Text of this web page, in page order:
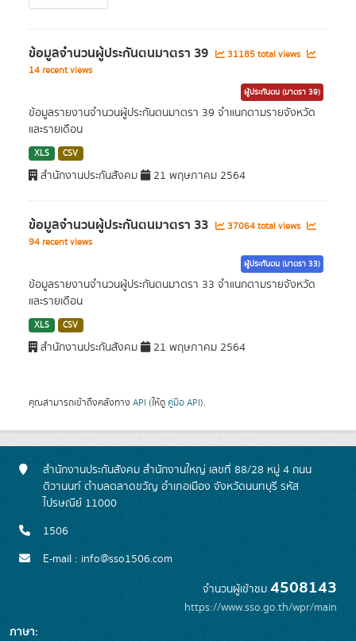
ข้อมูลจำนวนผู้ประกันตนมาตรา 39
31185 total views
14 recent views
ผู้ประกันตน (มาตรา 39)
ข้อมูลรายงานจำนวนผู้ประกันตนมาตรา 39 จำแนกตามรายจังหวัด
และรายเดือน
XLS CSV
สำนักงานประกันสังคม 21 พฤษภาคม 2564
ข้อมูลจำนวนผู้ประกันตนมาตรา 33
37064 total views
94 recent views
ผู้ประกันตน (มาตรา 33)
ข้อมูลรายงานจำนวนผู้ประกันตนมาตรา 33 จำแนกตามรายจังหวัด
และรายเดือน
XLS CSV
สำนักงานประกันสังคม 21 พฤษภาคม 2564
คุณสามารถเข้าถึงคลังทาง API (ให้ดู คู่มือ API).
สำนักงานประกันสังคม สำนักงานใหญ่ เลขที่ 88/28 หมู่ 4 ถนน
ติวานนท์ ตำบลตลาดขวัญ อำเภอเมือง จังหวัดนนทบุรี รหัส
ไปรษณีย์ 11000
1506
E-mail : info@sso1506.com
จำนวนผู้เข้าชม 4508143
https://www.sso.go.th/wpr/main
ภาษา